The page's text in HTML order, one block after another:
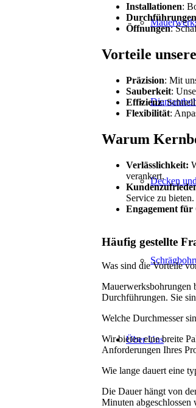
Decken
Über Uns
Installationen:
Durchführungen
Öffnungen:
Vorteile
Präzision: Mit
Sauberkeit:
Effizienz:
Flexibilität:
Warum
Verlässlichkeit:
verankert.
Service zu bieten.
Engagement für
Häufig gestellte
Was sind die Vorteile
Mauerwerksbohrungen
Durchführungen. Sie
Welche Durchmesser
Wir bieten eine breite
Anforderungen Ihres
Wie lange dauert eine
Die Dauer hängt von
Minuten